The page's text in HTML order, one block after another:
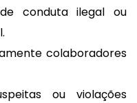
conduta ilegal ou
colaboradores
ou violações